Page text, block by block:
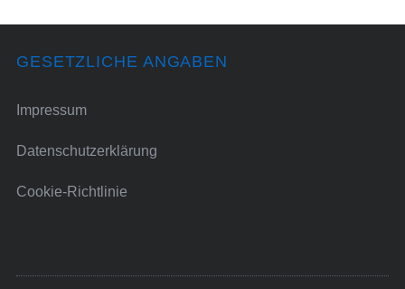
GESETZLICHE ANGABEN
Impressum
Datenschutzerklärung
Cookie-Richtlinie